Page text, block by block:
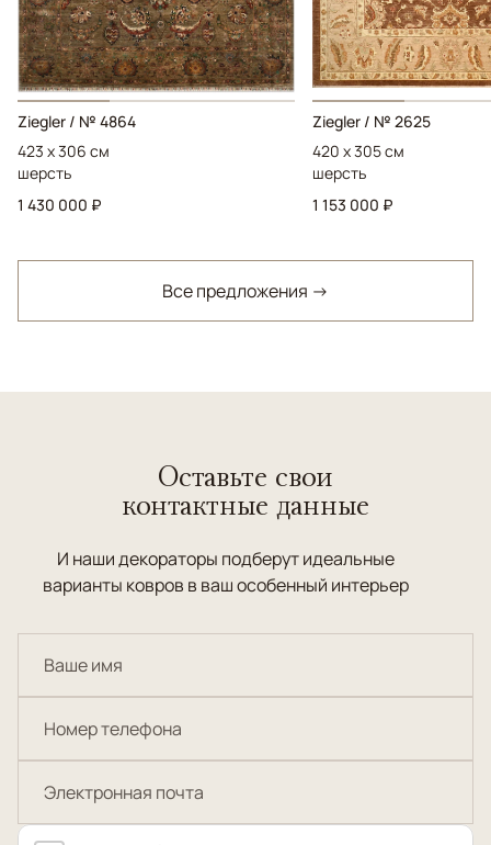
Ziegler / № 4864
423 x 306 см
шерсть
1 430 000 ₽
Ziegler / № 2625
420 x 305 см
шерсть
1 153 000 ₽
Все предложения →
Оставьте свои
контактные данные
И наши декораторы подберут идеальные
варианты ковров в ваш особенный интерьер